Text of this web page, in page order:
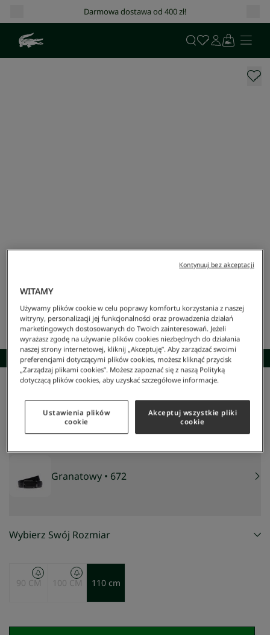
Darmowa dostawa od 400 zł!
SKOMPLETUJ STYLIZACJĘ
Skórzany pasek
Granatowy • 672
Wybierz Swój Rozmiar
90 CM 100 CM 110 cm
WITAMY
Używamy plików cookie w celu poprawy komfortu korzystania z naszej
witryny, personalizacji jej funkcjonalności oraz prowadzenia działań
marketingowych dostosowanych do Twoich zainteresowań. Jeżeli
wyrażasz zgodę na używanie plików cookies niezbędnych do działania
naszej strony internetowej, kliknij „Akceptuję”. Aby zarządzać swoimi
preferencjami dotyczącymi plików cookies, możesz kliknąć przycisk
„Zarządzaj plikami cookies”. Możesz zapoznać się z naszą Polityką
dotyczącą plików cookies, aby uzyskać szczegółowe informacje.
Ustawienia plików
cookie
Akceptuj wszystkie pliki
cookie
Kontynuuj bez akceptacji